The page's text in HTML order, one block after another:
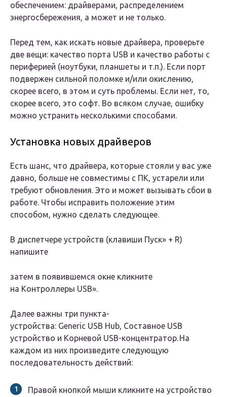
обеспечением: драйверами, распределением
энергосбережения, а может и не только.
Перед тем, как искать новые драйвера, проверьте
две вещи: качество порта USB и качество работы с
периферией (ноутбуки, планшеты и т.п.). Если порт
подвержен сильной поломке и/или окислению,
скорее всего, в этом и суть проблемы. Если нет, то,
скорее всего, это софт. Во всяком случае, ошибку
можно устранить несколькими способами.
Установка новых драйверов
Есть шанс, что драйвера, которые стояли у вас уже
давно, больше не совместимы с ПК, устарели или
требуют обновления. Это и может вызывать сбои в
работе. Чтобы исправить положение этим
способом, нужно сделать следующее.
В диспетчере устройств (клавиши Пуск» + R)
напишите
затем в появившемся окне кликните
на Контроллеры USB».
Далее важны три пункта-
устройства: Generic USB Hub, Составное USB
устройство и Корневой USB-концентратор. На
каждом из них произведите следующую
последовательность действий:
Правой кнопкой мыши кликните на устройство